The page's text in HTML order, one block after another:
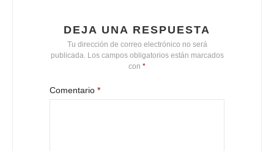
DEJA UNA RESPUESTA
Tu dirección de correo electrónico no será
publicada. Los campos obligatorios están marcados
con *
Comentario *